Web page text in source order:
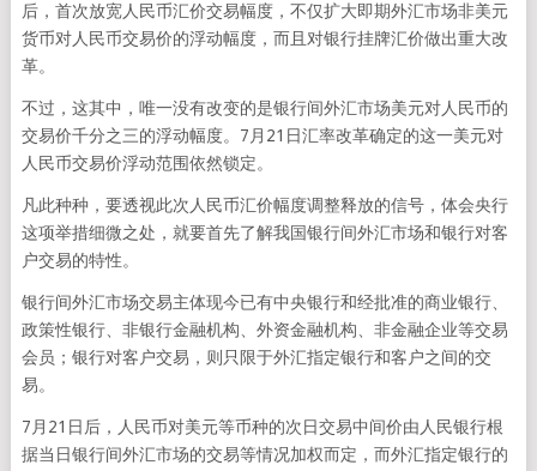
后，首次放宽人民币汇价交易幅度，不仅扩大即期外汇市场非美元
货币对人民币交易价的浮动幅度，而且对银行挂牌汇价做出重大改
革。
不过，这其中，唯一没有改变的是银行间外汇市场美元对人民币的
交易价千分之三的浮动幅度。7月21日汇率改革确定的这一美元对
人民币交易价浮动范围依然锁定。
凡此种种，要透视此次人民币汇价幅度调整释放的信号，体会央行
这项举措细微之处，就要首先了解我国银行间外汇市场和银行对客
户交易的特性。
银行间外汇市场交易主体现今已有中央银行和经批准的商业银行、
政策性银行、非银行金融机构、外资金融机构、非金融企业等交易
会员；银行对客户交易，则只限于外汇指定银行和客户之间的交
易。
7月21日后，人民币对美元等币种的次日交易中间价由人民银行根
据当日银行间外汇市场的交易等情况加权而定，而外汇指定银行的